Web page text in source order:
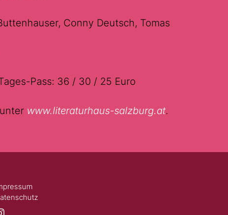
Conny Deutsch, Tomas
Pass: 36 / 30 / 25 Euro
www.literaturhaus-salzburg.at.